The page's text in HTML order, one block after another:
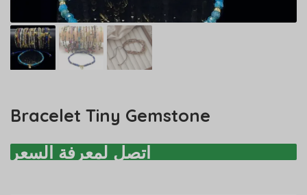
Bracelet Tiny Gemstone
اتصل لمعرفة السعر